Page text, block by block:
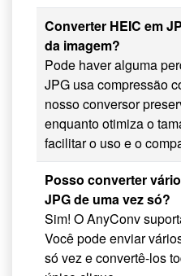
Converter HEIC em
da imagem?
Pode haver alguma
JPG usa compressão
nosso conversor
enquanto otimiza o
facilitar o uso e o
Posso converter
JPG de uma vez só?
Sim! O AnyConv
Você pode enviar
só vez e convertê-los